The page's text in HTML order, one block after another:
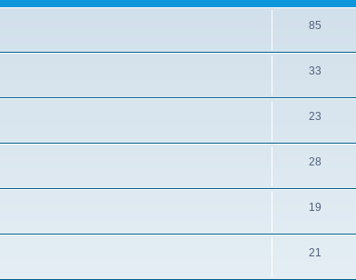
85
33
23
28
19
21